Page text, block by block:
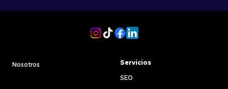
mayor precaución por el riesgo de suplantación
definitiva, el número telefónico seguirá
para gestionar quién puede contactarles de
Nosotros
Servicios
SEO